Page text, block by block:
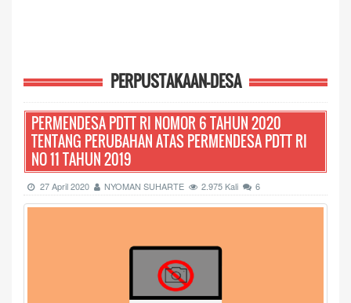
PERPUSTAKAAN-DESA
PERMENDESA PDTT RI NOMOR 6 TAHUN 2020
TENTANG PERUBAHAN ATAS PERMENDESA PDTT RI
NO 11 TAHUN 2019
27 April 2020 NYOMAN SUHARTE 2.975 Kali 6